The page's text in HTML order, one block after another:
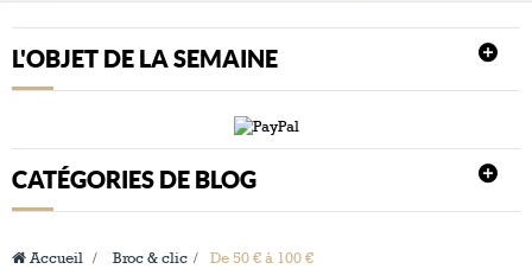
L'OBJET DE LA SEMAINE
CATÉGORIES DE BLOG
Accueil > Broc & clic > De 50 € à 100 €